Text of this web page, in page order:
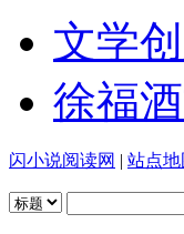
文学
徐福
闪小说阅读网 | 站点地